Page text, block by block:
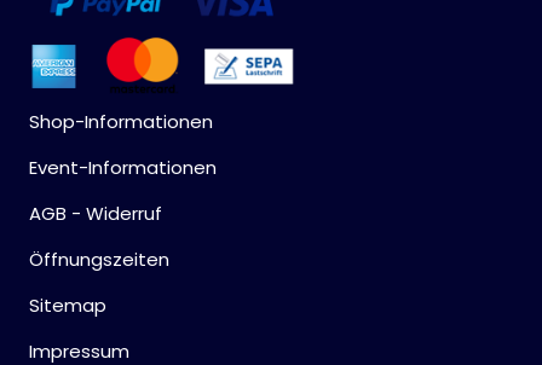
Shop-Informationen
Event-Informationen
AGB - Widerruf
Öffnungszeiten
Sitemap
Impressum